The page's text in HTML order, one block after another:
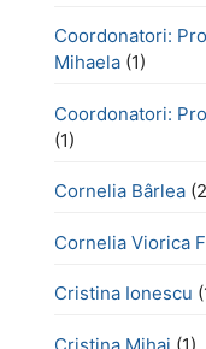
Coordonatori:
Mihaela (1)
Coordonatori:
(1)
Cornelia Bârlea
Cornelia Viorica
Cristina Ionescu
Cristina Mihai (1)